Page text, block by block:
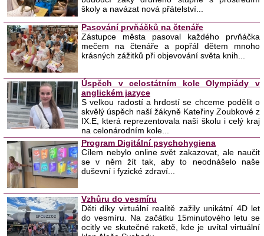
školy a navázat nová přátelství...
Pasování prvňáčků na čtenáře
Zástupce města pasoval každého prvňáčka
mečem na čtenáře a popřál dětem mnoho
krásných zážitků při objevování světa knih...
Úspěch v celostátním kole Olympiády v
anglickém jazyce
S velkou radostí a hrdostí se chceme podělit o
skvělý úspěch naší žákyně Kateřiny Zoubkové z
IX.E, která reprezentovala naši školu i celý kraj
na celonárodním kole...
Program Digitální psychohygiena
Cílem nebylo online svět zakazovat, ale naučit
se v něm žít tak, aby to neodnášelo naše
duševní i fyzické zdraví...
Vzhůru do vesmíru
Děti díky virtuální realitě zažily unikátní 4D let
do vesmíru. Na začátku 15minutového letu se
ocitly ve skutečné raketě, kde je uvítal virtuální